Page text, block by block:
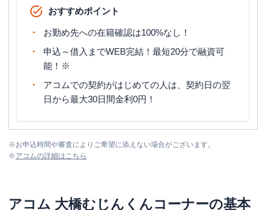
おすすめポイント
お勤め先への在籍確認は100%なし！
申込～借入までWEB完結！最短20分で融資可
能！※
アコムでの契約がはじめての人は、契約日の翌
日から最大30日間金利0円！
※お申込時間や審査によりご希望に添えない場合がございます。
※アコムの詳細はこちら
アコム 大橋むじんくんコーナーの基本